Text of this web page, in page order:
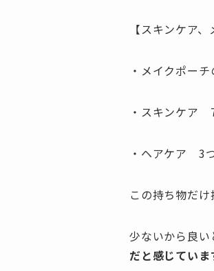
【スキンケア、
・メイクポー
・スキンケア
・ヘアケア 3
この持ち物だ
少ないから良
だと感じていま